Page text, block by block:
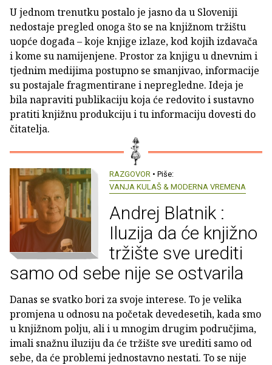
U jednom trenutku postalo je jasno da u Sloveniji
nedostaje pregled onoga što se na knjižnom tržištu
uopće događa – koje knjige izlaze, kod kojih izdavača
i kome su namijenjene. Prostor za knjigu u dnevnim i
tjednim medijima postupno se smanjivao, informacije
su postajale fragmentirane i nepregledne. Ideja je
bila napraviti publikaciju koja će redovito i sustavno
pratiti knjižnu produkciju i tu informaciju dovesti do
čitatelja.
RAZGOVOR• Piše:
VANJA KULAŠ & MODERNA VREMENA
Andrej Blatnik :
Iluzija da će knjižno
tržište sve urediti
samo od sebe nije se ostvarila
Danas se svatko bori za svoje interese. To je velika
promjena u odnosu na početak devedesetih, kada smo
u knjižnom polju, ali i u mnogim drugim područjima,
imali snažnu iluziju da će tržište sve urediti samo od
sebe, da će problemi jednostavno nestati. To se nije